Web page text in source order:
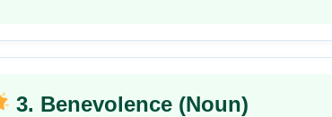
3. Benevolence (Noun)